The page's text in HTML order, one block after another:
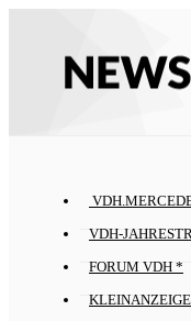
VDH-
FORUM VDH *